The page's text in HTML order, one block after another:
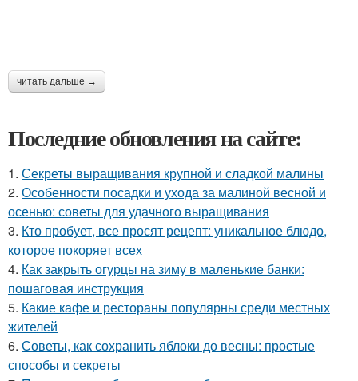
читать дальше →
Последние обновления на сайте:
1. Секреты выращивания крупной и сладкой малины
2. Особенности посадки и ухода за малиной весной и
осенью: советы для удачного выращивания
3. Кто пробует, все просят рецепт: уникальное блюдо,
которое покоряет всех
4. Как закрыть огурцы на зиму в маленькие банки:
пошаговая инструкция
5. Какие кафе и рестораны популярны среди местных
жителей
6. Советы, как сохранить яблоки до весны: простые
способы и секреты